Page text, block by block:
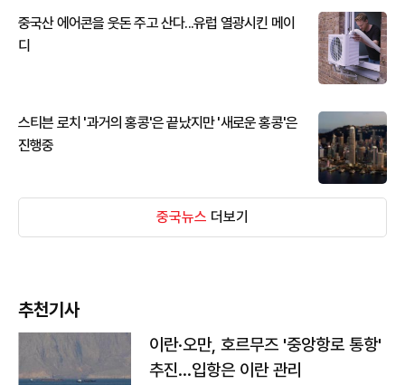
중국산 에어콘을 웃돈 주고 산다...유럽 열광시킨 메이
디
스티븐 로치 '과거의 홍콩'은 끝났지만 '새로운 홍콩'은
진행중
중국뉴스 더보기
추천기사
이란·오만, 호르무즈 '중앙항로 통항'
추진…입항은 이란 관리